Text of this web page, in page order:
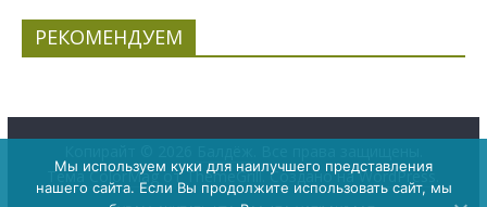
РЕКОМЕНДУЕМ
ТемаColorMagот ThemeGrill. Создано наWordPress
Мы используем куки для наилучшего представления
нашего сайта. Если Вы продолжите использовать сайт, мы